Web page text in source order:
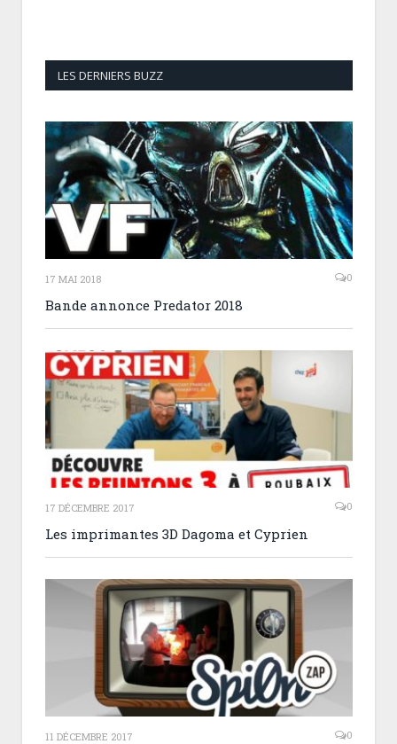
LES DERNIERS BUZZ
17 MAI 2018 0
Bande annonce Predator 2018
17 DÉCEMBRE 2017 0
Les imprimantes 3D Dagoma et Cyprien
11 DÉCEMBRE 2017 0